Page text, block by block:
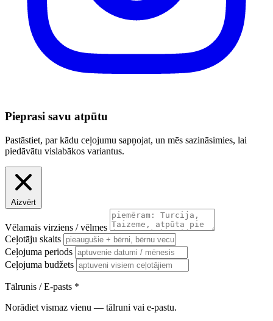
Pieprasi savu atpūtu
Pastāstiet, par kādu ceļojumu sapņojat, un mēs sazināsimies, lai
piedāvātu vislabākos variantus.
Aizvērt
Vēlamais virziens / vēlmes
Ceļotāju skaits
Ceļojuma periods
Ceļojuma budžets
Tālrunis / E-pasts *
Norādiet vismaz vienu — tālruni vai e-pastu.